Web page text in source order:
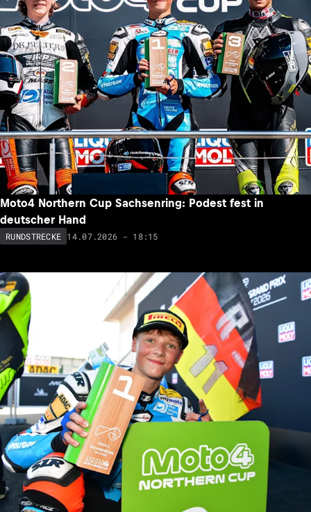
Moto4 Northern Cup Sachsenring: Podest fest in
deutscher Hand
RUNDSTRECKE 14.07.2026 - 18:15